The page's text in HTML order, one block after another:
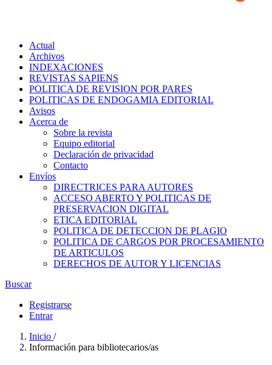
Actual
Archivos
INDEXACIONES
REVISTAS SAPIENS
POLITICA DE REVISION POR PARES
POLITICAS DE ENDOGAMIA EDITORIAL
Avisos
Acerca de
Sobre la revista
Equipo editorial
Declaración de privacidad
Contacto
Envíos
DIRECTRICES PARA AUTORES
ACCESO ABERTO Y POLITICAS DE
PRESERVACION DIGITAL
ETICA EDITORIAL
POLITICA DE DETECCION DE PLAGIO
POLITICA DE CARGOS POR PROCESAMIENTO
DE ARTICULOS
DERECHOS DE AUTOR Y LICENCIAS
Buscar
Registrarse
Entrar
Inicio /
Información para bibliotecarios/as